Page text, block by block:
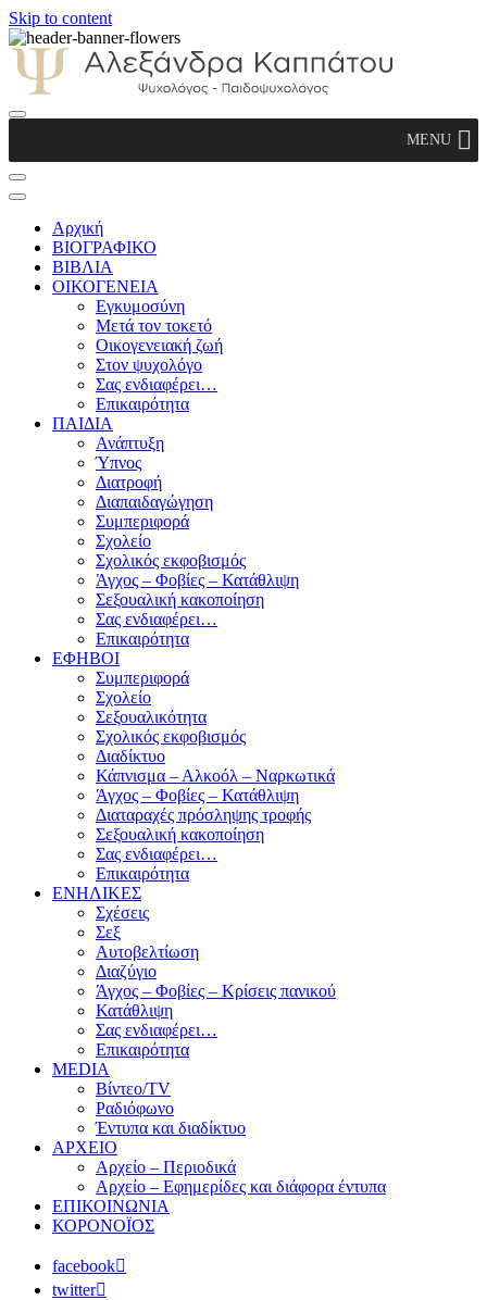
Skip to content
Παιδοψυχολόγος
MENU
Αρχική
ΒΙΟΓΡΑΦΙΚΟ
ΒΙΒΛΙΑ
ΟΙΚΟΓΕΝΕΙΑ
Εγκυμοσύνη
Μετά τον τοκετό
Οικογενειακή ζωή
Στον ψυχολόγο
Σας ενδιαφέρει…
Επικαιρότητα
ΠΑΙΔΙΑ
Ανάπτυξη
Ύπνος
Διατροφή
Διαπαιδαγώγηση
Συμπεριφορά
Σχολείο
Σχολικός εκφοβισμός
Άγχος – Φοβίες – Κατάθλιψη
Σεξουαλική κακοποίηση
Σας ενδιαφέρει…
Επικαιρότητα
ΕΦΗΒΟΙ
Συμπεριφορά
Σχολείο
Σεξουαλικότητα
Σχολικός εκφοβισμός
Διαδίκτυο
Κάπνισμα – Αλκοόλ – Ναρκωτικά
Άγχος – Φοβίες – Κατάθλιψη
Διαταραχές πρόσληψης τροφής
Σεξουαλική κακοποίηση
Σας ενδιαφέρει…
Επικαιρότητα
ΕΝΗΛΙΚΕΣ
Σχέσεις
Σεξ
Αυτοβελτίωση
Διαζύγιο
Άγχος – Φοβίες – Κρίσεις πανικού
Κατάθλιψη
Σας ενδιαφέρει…
Επικαιρότητα
MEDIA
Βίντεο/TV
Ραδιόφωνο
Έντυπα και διαδίκτυο
ΑΡΧΕΙΟ
Αρχείο – Περιοδικά
Αρχείο – Εφημερίδες και διάφορα έντυπα
ΕΠΙΚΟΙΝΩΝΙΑ
ΚΟΡΟΝΟΪΟΣ
facebook
twitter